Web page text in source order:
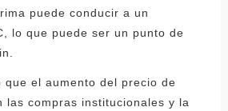
puede conducir a un
lo que puede ser un punto de
que el aumento del precio de
las compras institucionales y la